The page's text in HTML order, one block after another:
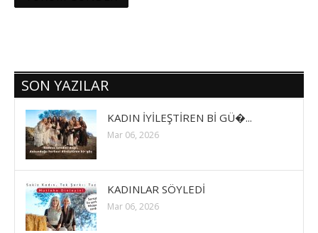
SON YAZILAR
KADIN İYİLEŞTİREN Bİ GÜ�...
Mar 06, 2026
KADINLAR SÖYLEDİ
Mar 06, 2026